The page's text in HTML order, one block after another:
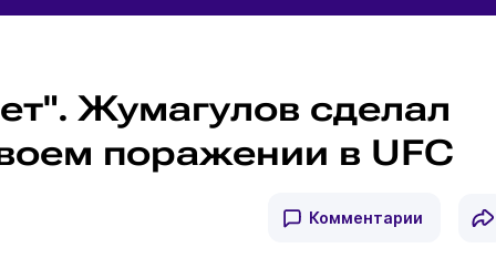
Жумагулов сделал
поражении в UFC
Комментарии